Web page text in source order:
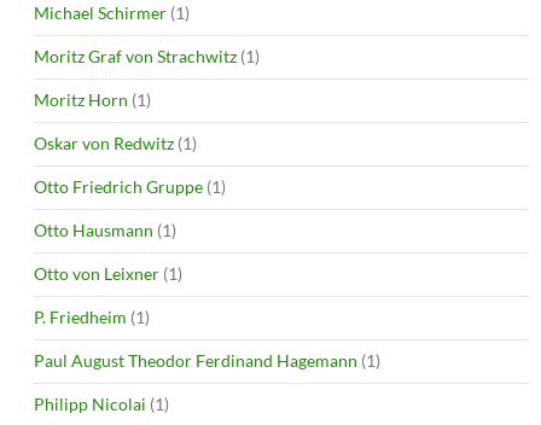
Michael Schirmer (1)
Moritz Graf von Strachwitz (1)
Moritz Horn (1)
Oskar von Redwitz (1)
Otto Friedrich Gruppe (1)
Otto Hausmann (1)
Otto von Leixner (1)
P. Friedheim (1)
Paul August Theodor Ferdinand Hagemann (1)
Philipp Nicolai (1)